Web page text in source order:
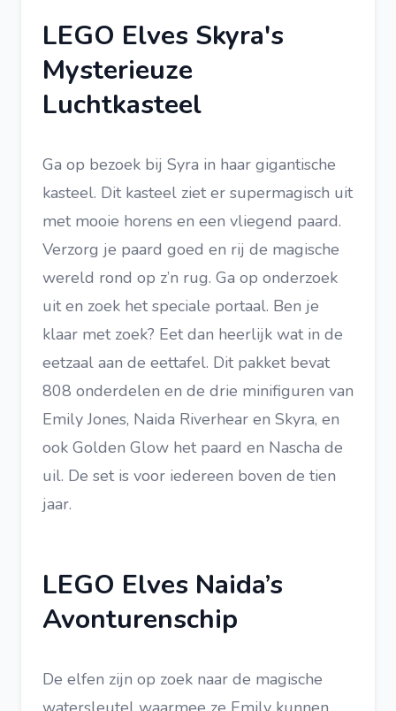
LEGO Elves Skyra's
Mysterieuze
Luchtkasteel
Ga op bezoek bij Syra in haar gigantische
kasteel. Dit kasteel ziet er supermagisch uit
met mooie horens en een vliegend paard.
Verzorg je paard goed en rij de magische
wereld rond op z’n rug. Ga op onderzoek
uit en zoek het speciale portaal. Ben je
klaar met zoek? Eet dan heerlijk wat in de
eetzaal aan de eettafel. Dit pakket bevat
808 onderdelen en de drie minifiguren van
Emily Jones, Naida Riverhear en Skyra, en
ook Golden Glow het paard en Nascha de
uil. De set is voor iedereen boven de tien
jaar.
LEGO Elves Naida’s
Avonturenschip
De elfen zijn op zoek naar de magische